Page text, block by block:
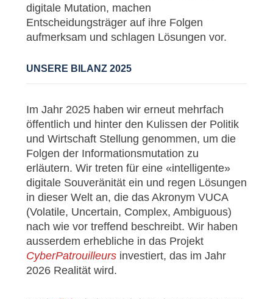
digitale Mutation, machen
Entscheidungsträger auf ihre Folgen
aufmerksam und schlagen Lösungen vor.
UNSERE BILANZ 2025
Im Jahr 2025 haben wir erneut mehrfach
öffentlich und hinter den Kulissen der Politik
und Wirtschaft Stellung genommen, um die
Folgen der Informationsmutation zu
erläutern. Wir treten für eine «intelligente»
digitale Souveränität ein und regen Lösungen
in dieser Welt an, die das Akronym VUCA
(Volatile, Uncertain, Complex, Ambiguous)
nach wie vor treffend beschreibt. Wir haben
ausserdem erhebliche in das Projekt
CyberPatrouilleursinvestiert, das im Jahr
2026 Realität wird.